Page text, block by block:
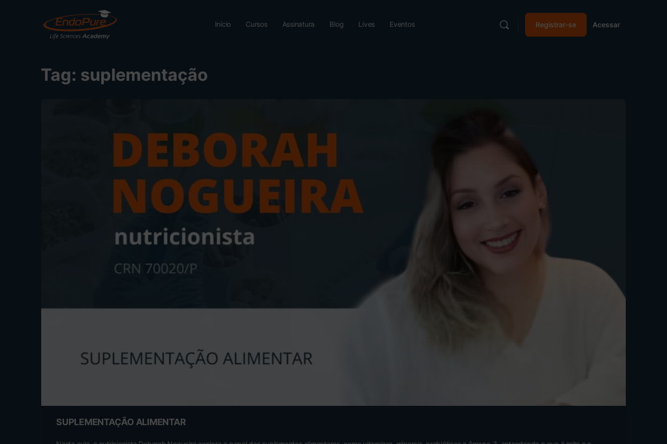
Início Cursos Assinatura Blog Lives Eventos Acessar
Registrar-se
Tag: suplementação
SUPLEMENTAÇÃO ALIMENTAR